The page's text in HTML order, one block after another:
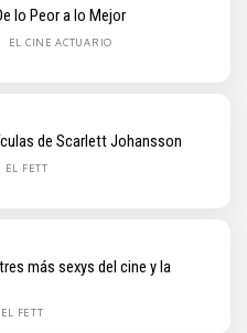
lo Peor a lo Mejor
EL CINE ACTUARIO
de Scarlett Johansson
EL FETT
más sexys del cine y la
EL FETT